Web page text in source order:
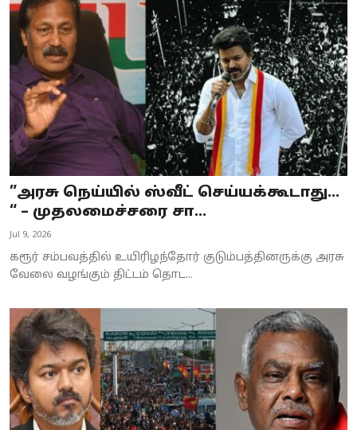
”அரசு நெய்யில் ஸ்வீட் செய்யக்கூடாது…
“ – முதலமைச்சரை சா...
Jul 9, 2026
கரூர் சம்பவத்தில் உயிரிழந்தோர் குடும்பத்தினருக்கு அரசு
வேலை வழங்கும் திட்டம் தொட...